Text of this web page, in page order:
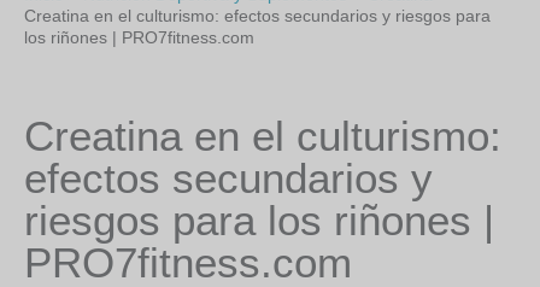
Creatina en el culturismo: efectos secundarios y riesgos para
los riñones | PRO7fitness.com
Creatina en el culturismo:
efectos secundarios y
riesgos para los riñones |
PRO7fitness.com